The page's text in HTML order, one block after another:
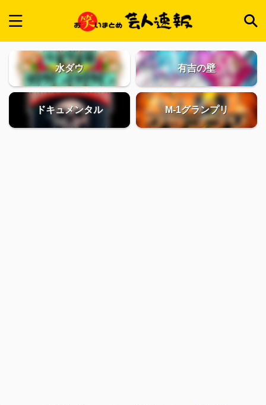
水ダウ 有吉の壁
ドキュメンタル M-1グランプリ